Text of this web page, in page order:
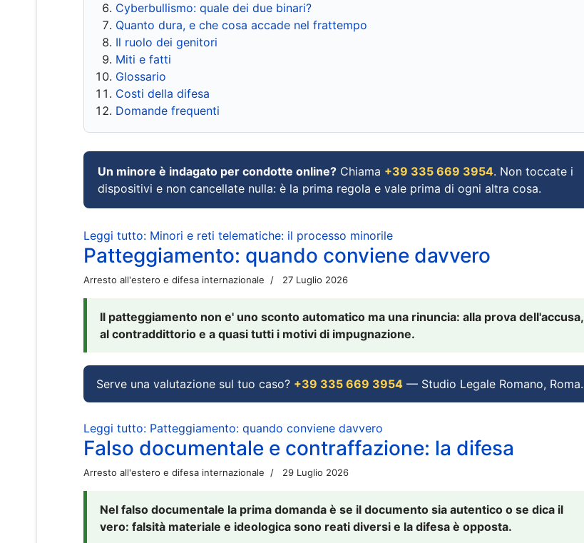
Cyberbullismo: quale dei due binari?
Quanto dura, e che cosa accade nel frattempo
Il ruolo dei genitori
Miti e fatti
Glossario
Costi della difesa
Domande frequenti
Un minore è indagato per condotte online? Chiama +39 335 669 3954. Non toccate i
dispositivi e non cancellate nulla: è la prima regola e vale prima di ogni altra cosa.
Leggi tutto: Minori e reti telematiche: il processo minorile
Patteggiamento: quando conviene davvero
Arresto all'estero e difesa internazionale 27 Luglio 2026
Il patteggiamento non e' uno sconto automatico ma una rinuncia: alla prova dell'accusa,
al contraddittorio e a quasi tutti i motivi di impugnazione.
Serve una valutazione sul tuo caso? +39 335 669 3954 — Studio Legale Romano, Roma.
Leggi tutto: Patteggiamento: quando conviene davvero
Falso documentale e contraffazione: la difesa
Arresto all'estero e difesa internazionale 29 Luglio 2026
Nel falso documentale la prima domanda è se il documento sia autentico o se dica il
vero: falsità materiale e ideologica sono reati diversi e la difesa è opposta.